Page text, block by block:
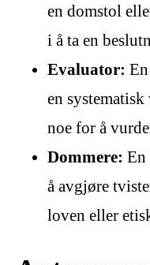
en domstol
i å ta en
Evaluator:
en
noe for å
Dommere: En
å avgjøre
loven eller